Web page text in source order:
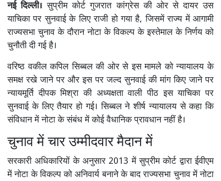
नई दिल्ली। सुप्रीम कोर्ट गुजरात कांग्रेस की ओर से दायर उस
याचिका पर सुनवाई के लिए राजी हो गया है, जिसमें राज्य में आगामी
राज्यसभा चुनाव के दौरान नोटा के विकल्प के इस्तेमाल के निर्णय को
चुनौती दी गई है।
वरिष्ठ वकील कपिल सिब्बल की ओर से इस मामले को न्यायालय के
समक्ष रखे जाने पर और इस पर जल्द सुनवाई की मांग किए जाने पर
न्यायमूर्ति दीपक मिश्रा की अध्यक्षता वाली पीठ इस याचिका पर
सुनवाई के लिए तैयार हो गई। सिब्बल ने शीर्ष न्यायालय से कहा कि
संविधान में नोटा के संबंध में कोई वैधानिक प्रावधान नहीं है।
चुनाव में चार उम्मीदवार मैदान में
सरकारी अधिकारियों के अनुसार 2013 में सुप्रीम कोर्ट द्वारा ईवीएम
में नोटा के विकल्प को अनिवार्य बनाने के बाद राज्यसभा चुनाव में नोटा